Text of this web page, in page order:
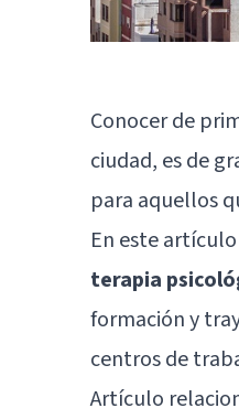
Conocer de
ciudad, es de
para aquellos
En este
terapia
formación y
centros de
Artículo